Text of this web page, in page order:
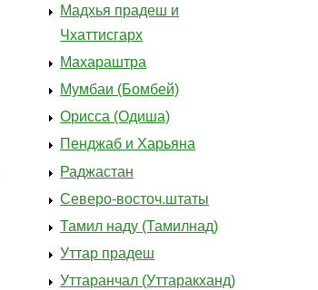
Мадхья прадеш и
Чхаттисгарх
Махараштра
Мумбаи (Бомбей)
Орисса (Одиша)
Пенджаб и Харьяна
Раджастан
Северо-восточ.штаты
Тамил наду (Тамилнад)
Уттар прадеш
Уттаранчал (Уттаракханд)